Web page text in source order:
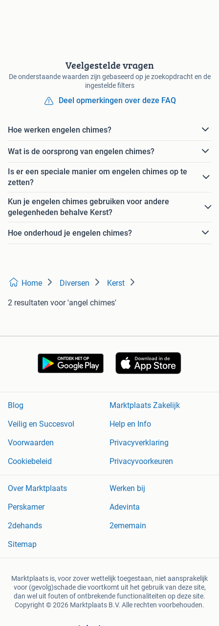
Veelgestelde vragen
De onderstaande waarden zijn gebaseerd op je zoekopdracht en de
ingestelde filters
Deel opmerkingen over deze FAQ
Hoe werken engelen chimes?
Wat is de oorsprong van engelen chimes?
Is er een speciale manier om engelen chimes op te
zetten?
Kun je engelen chimes gebruiken voor andere
gelegenheden behalve Kerst?
Hoe onderhoud je engelen chimes?
Home Diversen Kerst
2 resultaten voor 'angel chimes'
Blog
Marktplaats Zakelijk
Veilig en Succesvol
Help en Info
Voorwaarden
Privacyverklaring
Cookiebeleid
Privacyvoorkeuren
Over Marktplaats
Werken bij
Perskamer
Adevinta
2dehands
2ememain
Sitemap
Marktplaats is, voor zover wettelijk toegestaan, niet aansprakelijk
voor (gevolg)schade die voortkomt uit het gebruik van deze site,
dan wel uit fouten of ontbrekende functionaliteiten op deze site.
Copyright © 2026 Marktplaats B.V. Alle rechten voorbehouden.